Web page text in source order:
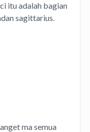
itu adalah bagian
sagittarius.
ma semua